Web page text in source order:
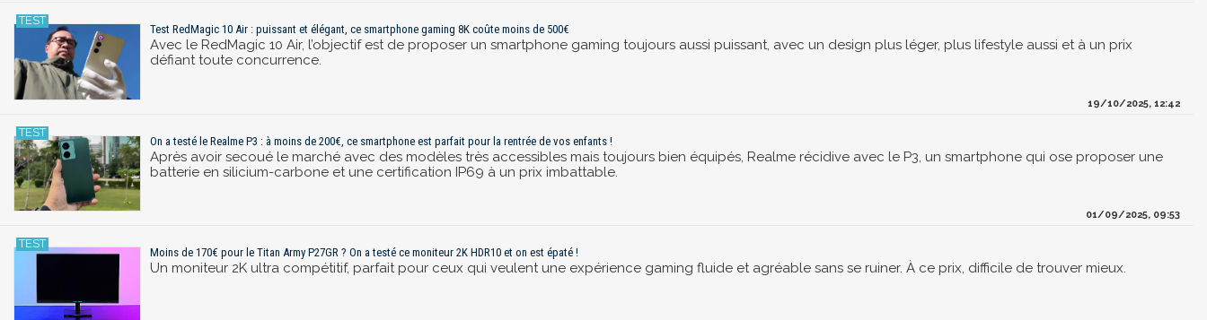
Test RedMagic 10 Air : puissant et élégant, ce smartphone gaming 8K coûte moins de 500€
Avec le RedMagic 10 Air, l’objectif est de proposer un smartphone gaming toujours aussi puissant, avec un design plus léger, plus lifestyle aussi et à un prix
défiant toute concurrence.
19/10/2025, 12:42
On a testé le Realme P3 : à moins de 200€, ce smartphone est parfait pour la rentrée de vos enfants !
Après avoir secoué le marché avec des modèles très accessibles mais toujours bien équipés, Realme récidive avec le P3, un smartphone qui ose proposer une
batterie en silicium-carbone et une certification IP69 à un prix imbattable.
01/09/2025, 09:53
Moins de 170€ pour le Titan Army P27GR ? On a testé ce moniteur 2K HDR10 et on est épaté !
Un moniteur 2K ultra compétitif, parfait pour ceux qui veulent une expérience gaming fluide et agréable sans se ruiner. À ce prix, difficile de trouver mieux.